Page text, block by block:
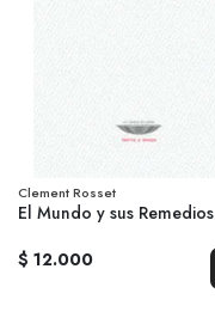
Clement Rosset
El Mundo y sus Remedios
$ 12.000